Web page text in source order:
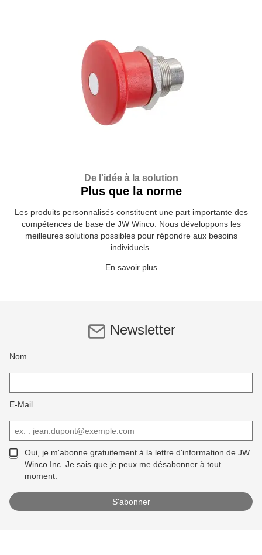
De l'idée à la solution
Plus que la norme
Les produits personnalisés constituent une part importante des
compétences de base de JW Winco. Nous développons les
meilleures solutions possibles pour répondre aux besoins
individuels.
En savoir plus
Newsletter
Nom
E-Mail
Oui, je m'abonne gratuitement à la lettre d'information de JW
Winco Inc. Je sais que je peux me désabonner à tout
moment.